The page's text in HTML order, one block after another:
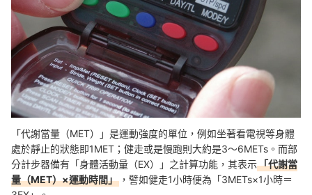
「代謝當量（MET）」是運動強度的單位，例如坐著看電視等身體
處於靜止的狀態即1MET；健走或是慢跑則大約是3～6METs。而部
分計步器備有「身體活動量（EX）」之計算功能，其表示「代謝當
量（MET）×運動時間」 ，譬如健走1小時便為「3METs×1小時＝